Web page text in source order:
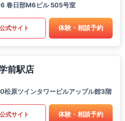
春日部M6ビル 505号室
公式サイト 体験・相談予約
前駅店
松原ツインタワービルアップル館3階
公式サイト 体験・相談予約